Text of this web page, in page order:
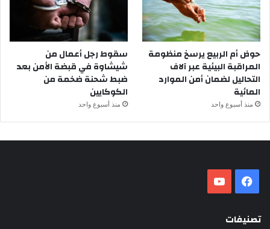
حوض أم الربيع يرسخ منظومة
المراقبة البيئية عبر آلاف
التحاليل لضمان أمن الموارد
المائية
منذ أسبوع واحد
سقوط رجل أعمال من
شيشاوة في قبضة الأمن بعد
ضبط شحنة ضخمة من
الكوكايين
منذ أسبوع واحد
فيسبوك
تصنيفات